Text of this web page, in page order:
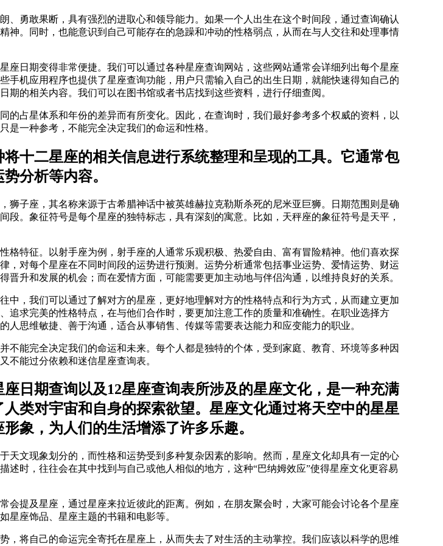
、勇敢果断，具有强烈的进取心和领导能力。如果一个人出生在这个时间段，通过查询确认
神。同时，也能意识到自己可能存在的急躁和冲动的性格弱点，从而在与人交往和处理事情
日期变得非常便捷。我们可以通过各种星座查询网站，这些网站通常会详细列出每个星座
机应用程序也提供了星座查询功能，用户只需输入自己的出生日期，就能快速得知自己的
的相关内容。我们可以在图书馆或者书店找到这些资料，进行仔细查阅。
占星体系和年份的差异而有所变化。因此，在查询时，我们最好参考多个权威的资料，以
一种参考，不能完全决定我们的命运和性格。
十二星座的相关信息进行系统整理和呈现的工具。它通常包
分析等内容。
狮子座，其名称来源于古希腊神话中被英雄赫拉克勒斯杀死的尼米亚巨狮。日期范围则是确
。象征符号是每个星座的独特标志，具有深刻的寓意。比如，天秤座的象征符号是天平，
格特征。以射手座为例，射手座的人通常乐观积极、热爱自由、富有冒险精神。他们喜欢探
对每个星座在不同时间段的运势进行预测。运势分析通常包括事业运势、爱情运势、财运
升和发展的机会；而在爱情方面，可能需要更加主动地与伴侣沟通，以维持良好的关系。
中，我们可以通过了解对方的星座，更好地理解对方的性格特点和行为方式，从而建立更加
求完美的性格特点，在与他们合作时，要更加注意工作的质量和准确性。在职业选择方
思维敏捷、善于沟通，适合从事销售、传媒等需要表达能力和应变能力的职业。
能完全决定我们的命运和未来。每个人都是独特的个体，受到家庭、教育、环境等多种因
不能过分依赖和迷信星座查询表。
日期查询以及12星座查询表所涉及的星座文化，是一种充满
类对宇宙和自身的探索欲望。星座文化通过将天空中的星星
象，为人们的生活增添了许多乐趣。
天文现象划分的，而性格和运势受到多种复杂因素的影响。然而，星座文化却具有一定的心
时，往往会在其中找到与自己或他人相似的地方，这种“巴纳姆效应”使得星座文化更容易
提及星座，通过星座来拉近彼此的距离。例如，在朋友聚会时，大家可能会讨论各个星座
星座饰品、星座主题的书籍和电影等。
将自己的命运完全寄托在星座上，从而失去了对生活的主动掌控。我们应该以科学的思维